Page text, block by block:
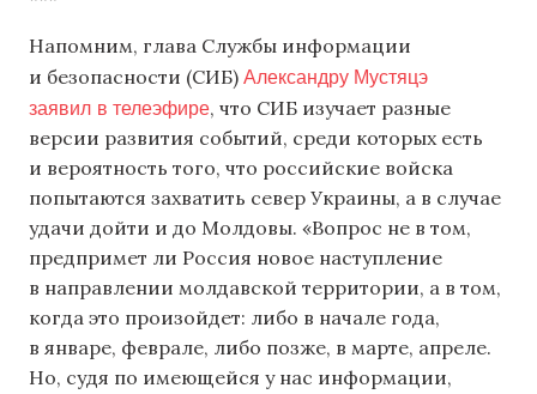
Напомним, глава Службы информации
и безопасности (СИБ) Александру Мустяцэ
заявил в телеэфире, что СИБ изучает разные
версии развития событий, среди которых есть
и вероятность того, что российские войска
попытаются захватить север Украины, а в случае
удачи дойти и до Молдовы. «Вопрос не в том,
предпримет ли Россия новое наступление
в направлении молдавской территории, а в том,
когда это произойдет: либо в начале года,
в январе, феврале, либо позже, в марте, апреле.
Но, судя по имеющейся у нас информации,